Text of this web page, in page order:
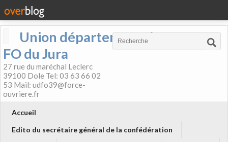
Union départementale
FO du Jura
27 rue du maréchal Leclerc
39100 Dole Tel: 03 63 66 02
53 Mail: udfo39@force-
ouvriere.fr
Accueil
Edito du secrétaire général de la confédération